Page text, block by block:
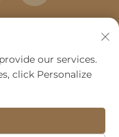
our services.
click Personalize